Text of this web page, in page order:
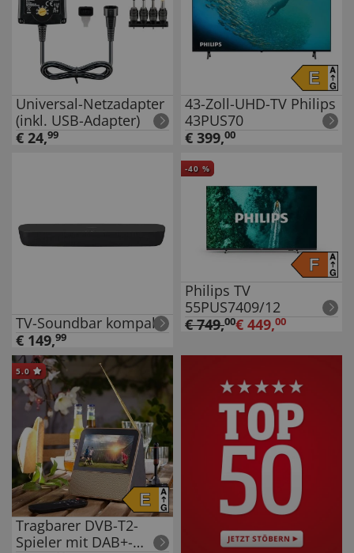
Universal-Netzadapter
(inkl. USB-Adapter)
€ 24,99
43-Zoll-UHD-TV Philips
43PUS70
€ 399,00
TV-Soundbar kompakt
€ 149,99
-40 %
Philips TV
55PUS7409/12
€749,00€ 449,00
5.0
Tragbarer DVB-T2-
Spieler mit DAB+-